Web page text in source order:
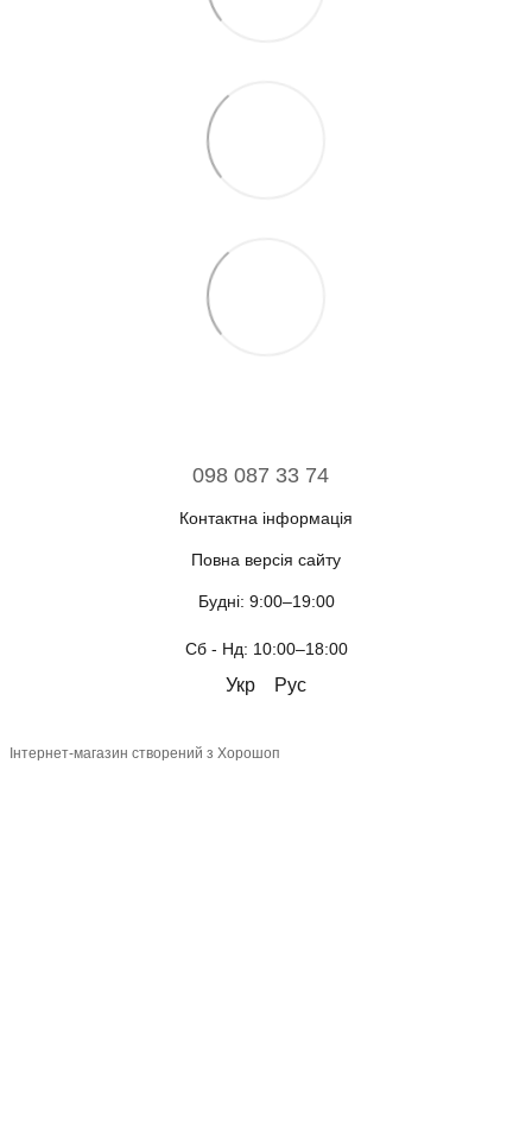
098 087 33 74
Контактна інформація
Повна версія сайту
Будні: 9:00–19:00
Сб - Нд: 10:00–18:00
Укр Рус
Інтернет-магазин створений з Хорошоп